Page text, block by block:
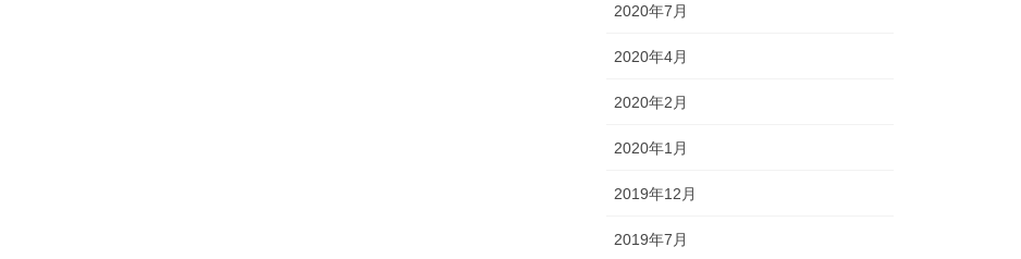
2020年7月
2020年4月
2020年2月
2020年1月
2019年12月
2019年7月